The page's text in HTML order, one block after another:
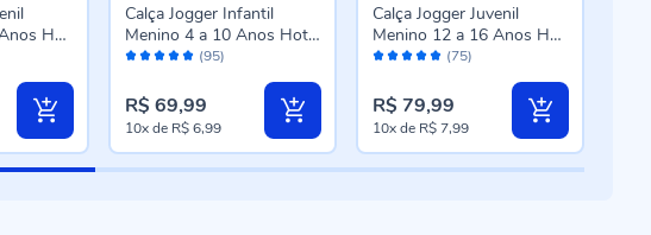
Hot
Avaliação: (95)
Calça Jogger Infantil
Menino 4 a 10 Anos Hot
Dog Preto
R$ 69,99
10xde R$ 6,99
Avaliação: (75)
Calça Jogger Juvenil
Menino 12 a 16 Anos Hot
Dog Chumbo
R$ 79,99
10xde R$ 7,99